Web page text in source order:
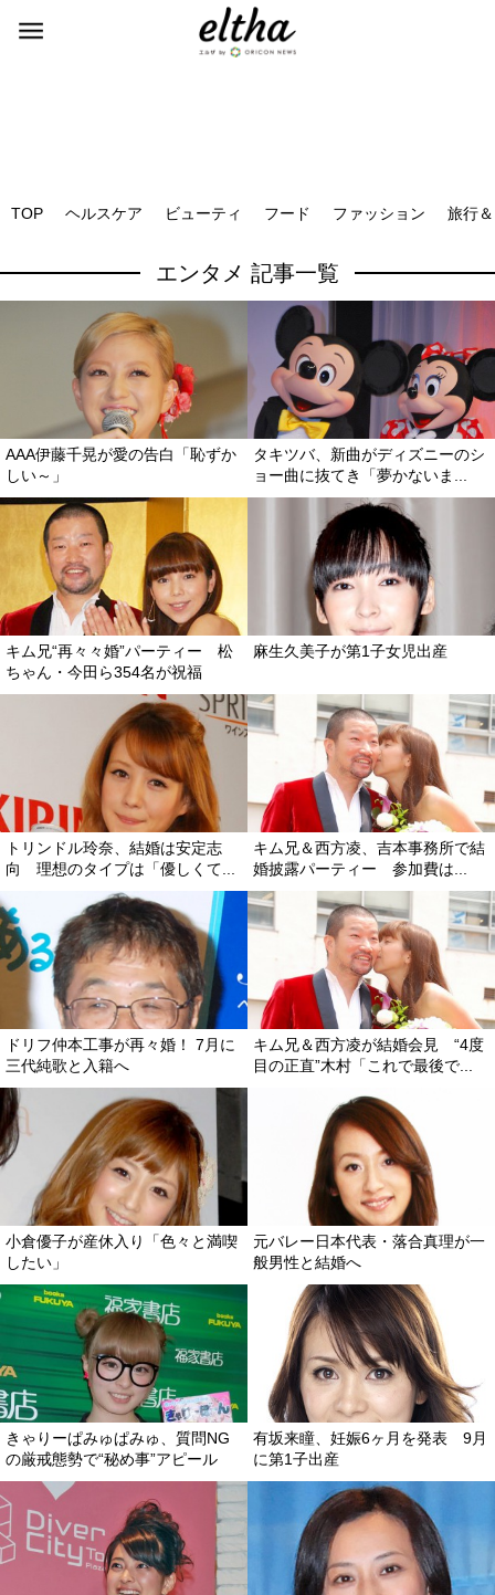
TOP ヘルスケア ビューティ フード ファッション 旅行
エンタメ 記事一覧
AAA伊藤千晃が愛の告白「恥ずか
しい～」
タキツバ、新曲がディズニーのシ
ョー曲に抜てき「夢かないま...
キム兄“再々々婚”パーティー 松
ちゃん・今田ら354名が祝福
麻生久美子が第1子女児出産
トリンドル玲奈、結婚は安定志
向 理想のタイプは「優しくて...
キム兄＆西方凌、吉本事務所で結
婚披露パーティー 参加費は...
ドリフ仲本工事が再々婚！ 7月に
三代純歌と入籍へ
キム兄＆西方凌が結婚会見 “4度
目の正直”木村「これで最後で...
小倉優子が産休入り「色々と満喫
したい」
元バレー日本代表・落合真理が一
般男性と結婚へ
きゃりーぱみゅぱみゅ、質問NG
の厳戒態勢で“秘め事”アピール
有坂来瞳、妊娠6ヶ月を発表 9月
に第1子出産